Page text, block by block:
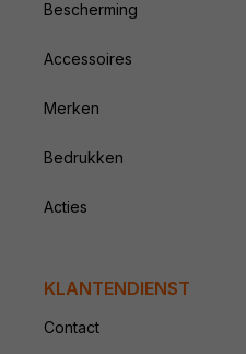
Bescherming
Accessoires
Merken
Bedrukken
Acties
KLANTENDIENST
Contact